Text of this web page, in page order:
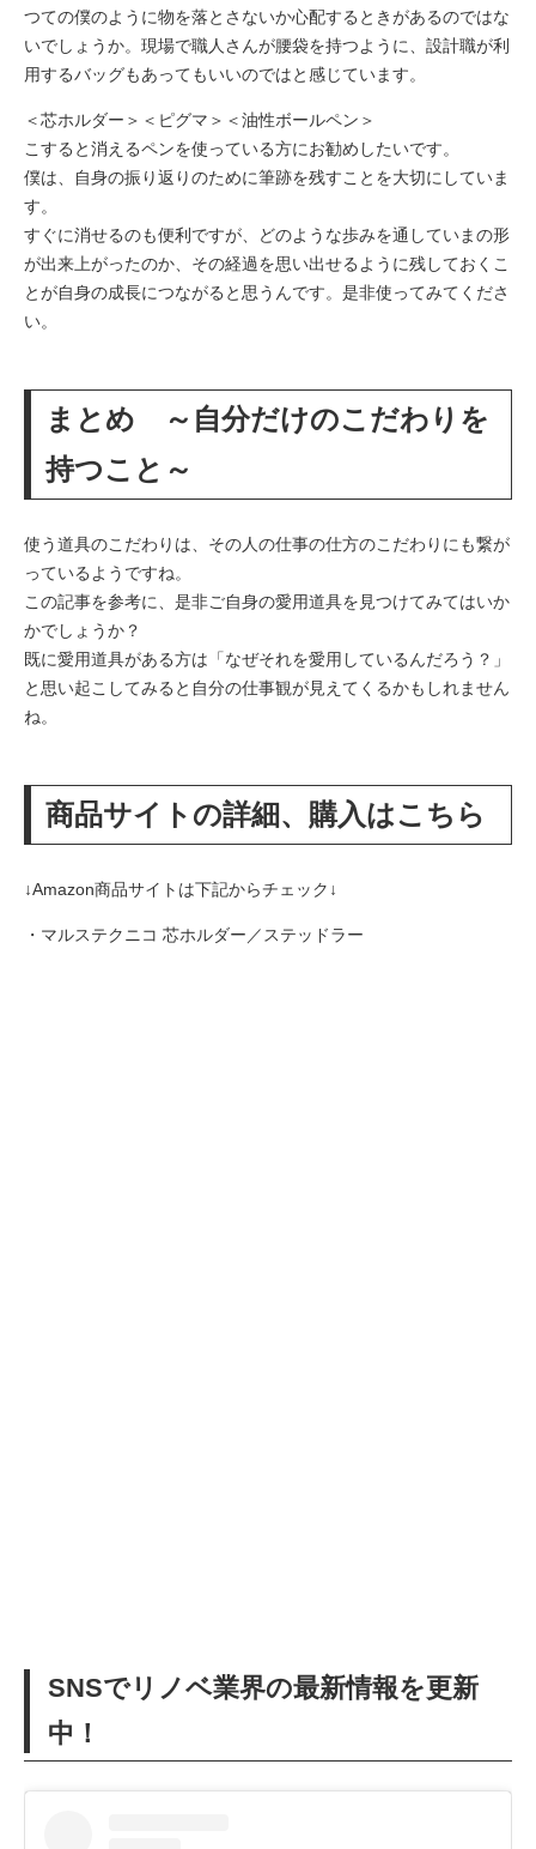
つての僕のように物を落とさないか心配するときがあるのではな
いでしょうか。現場で職人さんが腰袋を持つように、設計職が利
用するバッグもあってもいいのではと感じています。
＜芯ホルダー＞＜ピグマ＞＜油性ボールペン＞
こすると消えるペンを使っている方にお勧めしたいです。
僕は、自身の振り返りのために筆跡を残すことを大切にしていま
す。
すぐに消せるのも便利ですが、どのような歩みを通していまの形
が出来上がったのか、その経過を思い出せるように残しておくこ
とが自身の成長につながると思うんです。是非使ってみてくださ
い。
まとめ ～自分だけのこだわりを
持つこと～
使う道具のこだわりは、その人の仕事の仕方のこだわりにも繋が
っているようですね。
この記事を参考に、是非ご自身の愛用道具を見つけてみてはいか
かでしょうか？
既に愛用道具がある方は「なぜそれを愛用しているんだろう？」
と思い起こしてみると自分の仕事観が見えてくるかもしれません
ね。
商品サイトの詳細、購入はこちら
↓Amazon商品サイトは下記からチェック↓
・マルステクニコ 芯ホルダー／ステッドラー
SNSでリノベ業界の最新情報を更新
中！